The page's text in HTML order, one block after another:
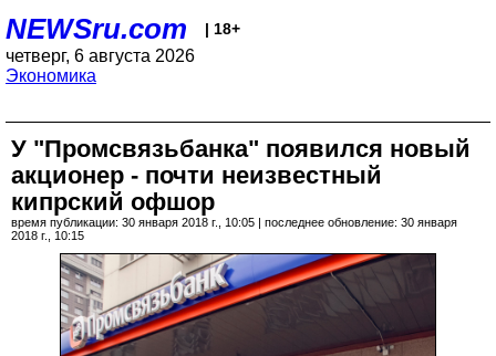
NEWSru.com | 18+
четверг, 6 августа 2026
Экономика
У "Промсвязьбанка" появился новый
акционер - почти неизвестный
кипрский офшор
время публикации: 30 января 2018 г., 10:05 | последнее обновление: 30 января
2018 г., 10:15